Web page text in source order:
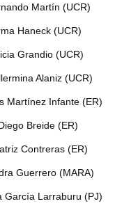
Martín (UCR)
Haneck (UCR)
Grandio (UCR)
Alaniz (UCR)
Martínez Infante (ER)
Breide (ER)
Contreras (ER)
Guerrero (MARA)
García Larraburu (PJ)